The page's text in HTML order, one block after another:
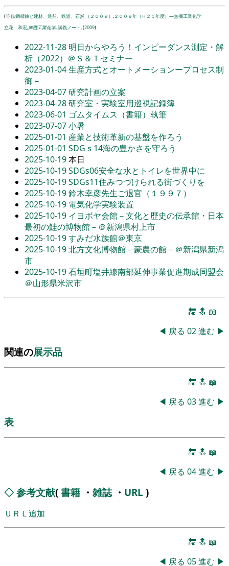
(1)鉄鋼精錬と建材、造船、鉄道、石炭 （２００９） ,２００９年（Ｈ２１年度）―無機工業化学
立花 和宏,無機工業化学,講義ノート, (2009).
2022-11-28 明日からやろう！インピーダンス測定・解
析（2022）＠Ｓ＆Ｔセミナー
2023-01-04生産方式とオートメーションープロセス制
御－
2023-04-07研究計画の立案
2023-04-28研究室・実験室用巡視記録簿
2023-06-01 ゴムタイムス（書籍）執筆
2023-07-07小暑
2025-01-01 産業と技術革新の基盤を作ろう
2025-01-01 SDGｓ14海の豊かさを守ろう
2025-10-19本日
2025-10-19SDGs06安全な水とトイレを世界中に
2025-10-19SDGs11住みつづけられる街づくりを
2025-10-19鈴木幸彦先生ご退官（１９９７）
2025-10-19 電気化学実験装置
2025-10-19 イヨボヤ会館－文化と歴史の伝承館・日本
最初の鮭の博物館－＠新潟県村上市
2025-10-19すみだ水族館＠東京
2025-10-19北方文化博物館－豪農の館－＠新潟県新潟
市
2025-10-19石垣町塩井線南部延伸事業促進期成同盟会
＠山形県米沢市
🔚 🔝 📖
◀ 戻る 02進む ▶
関連の展示品
🔚 🔝 📖
◀ 戻る 03進む ▶
表
🔚 🔝 📖
◀ 戻る 04進む ▶
◇ 参考文献( 書籍 ・ 雑誌・ URL )
ＵＲＬ追加
🔚 🔝 📖
◀ 戻る 05進む ▶